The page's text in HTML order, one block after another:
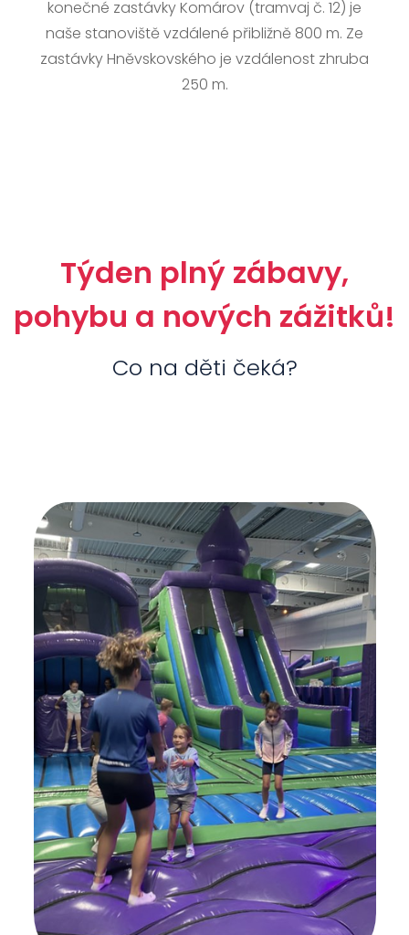
konečné zastávky Komárov (tramvaj č. 12) je
naše stanoviště vzdálené přibližně 800 m. Ze
zastávky Hněvskovského je vzdálenost zhruba
250 m.
Týden plný zábavy,
pohybu a nových zážitků!
Co na děti čeká?